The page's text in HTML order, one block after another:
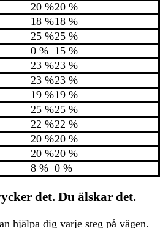
20 %20 %
18 %18 %
25 %25 %
0 % 15 %
23 %23 %
23 %23 %
19 %19 %
25 %25 %
22 %22 %
20 %20 %
20 %20 %
8 % 0 %
det. Du älskar det.
hjälpa dig varje steg på vägen.